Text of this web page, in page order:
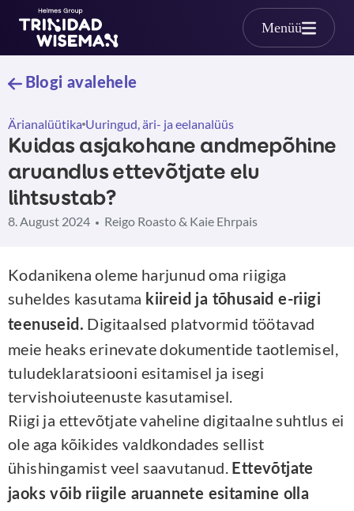
Skip to main content
Menüü
Blogi avalehele
Ärianalüütika Uuringud, äri- ja eelanalüüs
Kuidas asjakohane andmepõhine
aruandlus ettevõtjate elu
lihtsustab?
8. August 2024 Reigo Roasto & Kaie Ehrpais
Kodanikena oleme harjunud oma riigiga
suheldes kasutama kiireid ja tõhusaid e-riigi
teenuseid. Digitaalsed platvormid töötavad
meie heaks erinevate dokumentide taotlemisel,
tuludeklaratsiooni esitamisel ja isegi
tervishoiuteenuste kasutamisel.
Riigi ja ettevõtjate vaheline digitaalne suhtlus ei
ole aga kõikides valdkondades sellist
ühishingamist veel saavutanud. Ettevõtjate
jaoks võib riigile aruannete esitamine olla